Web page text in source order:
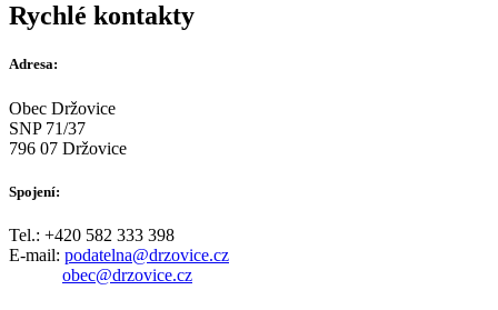
Rychlé kontakty
Adresa:
Obec Držovice
SNP 71/37
796 07 Držovice
Spojení:
Tel.: +420 582 333 398
E-mail: podatelna@drzovice.cz
obec@drzovice.cz